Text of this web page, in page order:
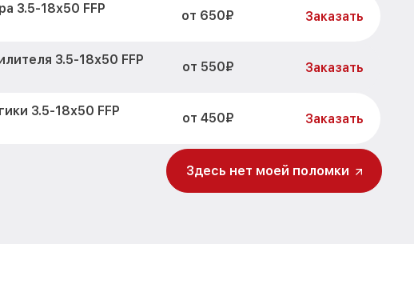
3.5-18x50 FFP
от 650₽ Заказать
3.5-18x50 FFP
от 550₽ Заказать
3.5-18x50 FFP
от 450₽ Заказать
Здесь нет моей поломки